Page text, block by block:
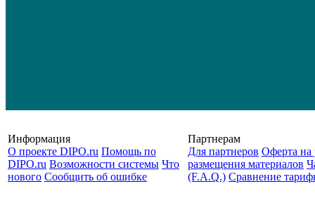
Информация
О проекте DIPO.ru Помощь по
DIPO.ru Возможности системы Что
нового Сообщить об ошибке
Партнерам
Для партнеров Оферта на
размещения материалов
(F.A.Q.) Cравнение